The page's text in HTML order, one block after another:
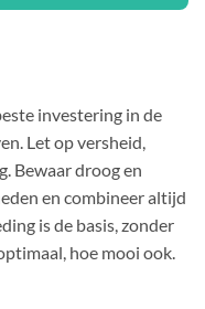
investering in de
Let op versheid,
Bewaar droog en
en combineer altijd
is de basis, zonder
hoe mooi ook.